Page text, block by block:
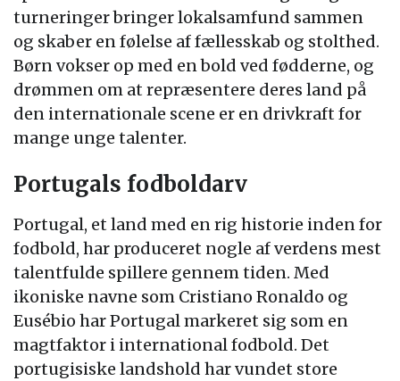
turneringer bringer lokalsamfund sammen
og skaber en følelse af fællesskab og stolthed.
Børn vokser op med en bold ved fødderne, og
drømmen om at repræsentere deres land på
den internationale scene er en drivkraft for
mange unge talenter.
Portugals fodboldarv
Portugal, et land med en rig historie inden for
fodbold, har produceret nogle af verdens mest
talentfulde spillere gennem tiden. Med
ikoniske navne som Cristiano Ronaldo og
Eusébio har Portugal markeret sig som en
magtfaktor i international fodbold. Det
portugisiske landshold har vundet store